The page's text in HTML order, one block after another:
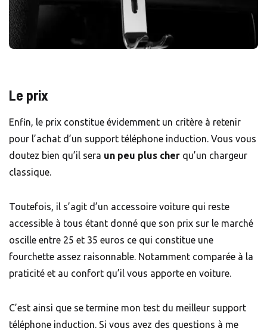
Le prix
Enfin, le prix constitue évidemment un critère à retenir
pour l’achat d’un support téléphone induction. Vous vous
doutez bien qu’il sera un peu plus cher qu’un chargeur
classique.
Toutefois, il s’agit d’un accessoire voiture qui reste
accessible à tous étant donné que son prix sur le marché
oscille entre 25 et 35 euros ce qui constitue une
fourchette assez raisonnable. Notamment comparée à la
praticité et au confort qu’il vous apporte en voiture.
C’est ainsi que se termine mon test du meilleur support
téléphone induction. Si vous avez des questions à me